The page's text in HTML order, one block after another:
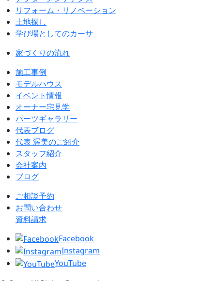
リフォーム・リノベーション
土地探し
学び場としてのカーサ
家づくりの流れ
施工事例
モデルハウス
イベント情報
オーナー宅見学
パーツギャラリー
代表ブログ
代表 渥美のご紹介
スタッフ紹介
会社案内
ブログ
ご相談予約
お問い合わせ
資料請求
Facebook
Instagram
YouTube